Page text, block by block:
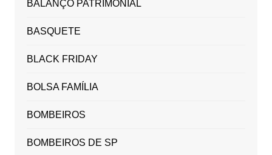
BALANÇO PATRIMONIAL
BASQUETE
BLACK FRIDAY
BOLSA FAMÍLIA
BOMBEIROS
BOMBEIROS DE SP